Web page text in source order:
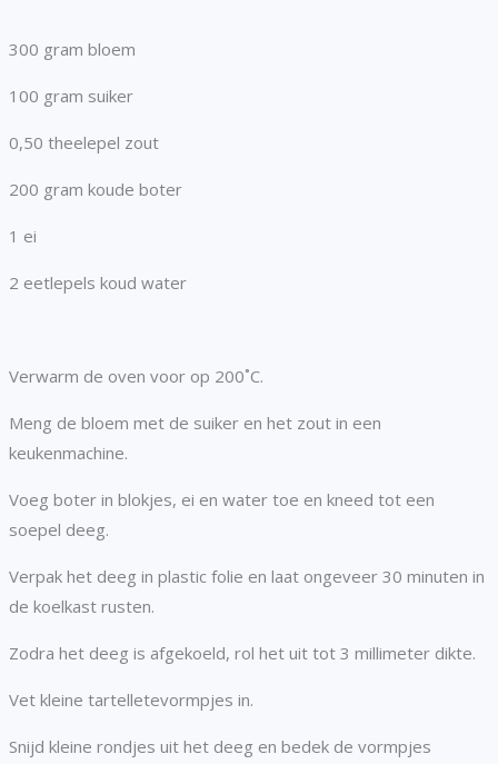
300 gram bloem
100 gram suiker
0,50 theelepel zout
200 gram koude boter
1 ei
2 eetlepels koud water
Verwarm de oven voor op 200˚C.
Meng de bloem met de suiker en het zout in een
keukenmachine.
Voeg boter in blokjes, ei en water toe en kneed tot een
soepel deeg.
Verpak het deeg in plastic folie en laat ongeveer 30 minuten in
de koelkast rusten.
Zodra het deeg is afgekoeld, rol het uit tot 3 millimeter dikte.
Vet kleine tartelletevormpjes in.
Snijd kleine rondjes uit het deeg en bedek de vormpjes